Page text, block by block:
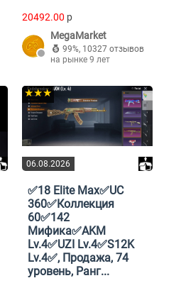
20492.00 p
MegaMarket
99%, 10327 отзывов
на рынке 9 лет
06.08.2026
★★★
✅18 Elite Max✅UC
360✅Коллекция
60✅142
Мифика✅AKM
Lv.4✅UZI Lv.4✅S12K
Lv.4✅, Продажа, 74
уровень, Ранг...